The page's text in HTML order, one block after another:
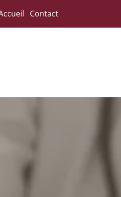
Contact
"Réalisations"